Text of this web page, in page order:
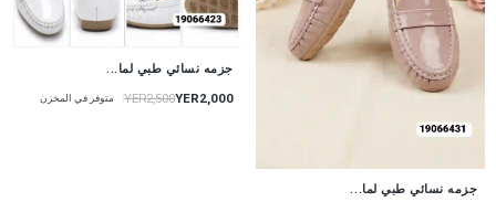
جزمه نسائي طبي لما...
جزمه نسائي طبي لما...
YER2,000
YER2,500 متوفر في المخزن